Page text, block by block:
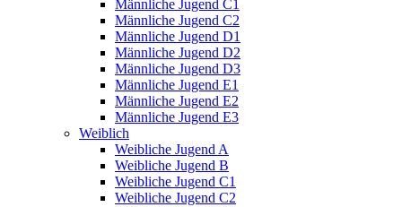
Männliche Jugend C1
Männliche Jugend C2
Männliche Jugend D1
Männliche Jugend D2
Männliche Jugend D3
Männliche Jugend E1
Männliche Jugend E2
Männliche Jugend E3
Weiblich
Weibliche Jugend A
Weibliche Jugend B
Weibliche Jugend C1
Weibliche Jugend C2